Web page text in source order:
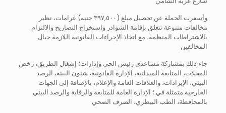
وأسفرت الحملة عن تحصيل مبلغ (٣٩٧,٥٠٠ جنيه) غرامات، نظير
مخالفات متنوعة تتعلق بإقامة الشوادر واستخراج التصاريح والالتزام
بالاشتراطات المنظمة، مع اتخاذ الإجراءات القانونية اللازمة حيال
المخالفين
جاء ذلك بمشاركة مساعدي رئيس الحي وإدارات؛ إشغال الطريق، رخص
المحلات، المتابعة الميدانية، الإدارة القانونية، شئون البيئة، الرصد
البيئي، الإيرادات، والعلاقات العامة والإعلام، بالإضافة إلى الجهات
الخارجية متمثلة في ؛ الإدارة العامة للمتابعة والرقابة والرصد البيئي
بالمحافظة، الطب البيطري، الصرف الصحي